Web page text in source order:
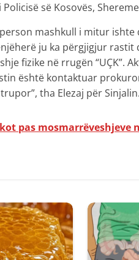
së Kosovës,
mashkull i mitur
ju ka përgjigjur rastit
fizike në rrugën “UÇK”.
është kontaktuar
tha Elezaj për Sinjalin.
pas mosmarrëveshjeve